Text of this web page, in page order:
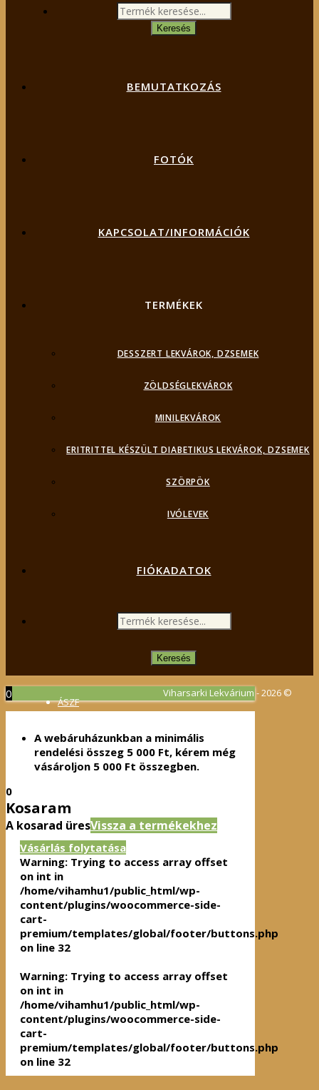
Products
search
Keresés
BEMUTATKOZÁS
FOTÓK
KAPCSOLAT/INFORMÁCIÓK
TERMÉKEK
DESSZERT LEKVÁROK, DZSEMEK
ZÖLDSÉGLEKVÁROK
MINILEKVÁROK
ERITRITTEL KÉSZÜLT DIABETIKUS LEKVÁROK, DZSEMEK
SZÖRPÖK
IVÓLEVEK
FIÓKADATOK
PRODUCTS
SEARCHKeresés
Viharsarki Lekvárium - 2026 ©
ÁSZF
Adatvédelmi irányelvek
0
A webáruházunkban a minimális
rendelési összeg 5 000 Ft, kérem még
vásároljon 5 000 Ft összegben.
0
Kosaram
A kosarad üresVissza a termékekhez
Vásárlás folytatása
Warning: Trying to access array offset
on int in
/home/vihamhu1/public_html/wp-
content/plugins/woocommerce-side-
cart-
premium/templates/global/footer/buttons.php
on line 32
Warning: Trying to access array offset
on int in
/home/vihamhu1/public_html/wp-
content/plugins/woocommerce-side-
cart-
premium/templates/global/footer/buttons.php
on line 32